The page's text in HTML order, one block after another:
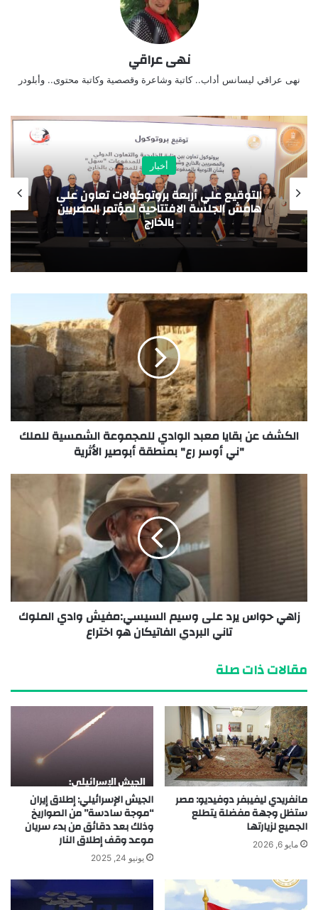
نهى عراقي
نهى عراقي ليسانس أداب.. كاتبة وشاعرة وقصصية وكاتبة محتوى.. وأبلودر
أخبار
التوقيع علي أربعة بروتوكولات تعاون على
هامش الجلسة الافتتاحية لمؤتمر المصريين
بالخارج
الكشف عن بقايا معبد الوادي للمجموعة الشمسية للملك
"ني أوسر رع" بمنطقة أبوصير الأثرية
زاهي حواس يرد على وسيم السيسي:مفيش وادي الملوك
تاني البردي الفاتيكان هو اختراع
مقالات ذات صلة
مانفريدي ليفيبفر دوفيديو: مصر
ستظل وجهة مفضلة يتطلع
الجميع لزيارتها
مايو 6, 2026
الجيش الإسرائيلي: إطلاق إيران
“موجة سادسة” من الصواريخ
وذلك بعد دقائق من بدء سريان
موعد وقف إطلاق النار
يونيو 24, 2025